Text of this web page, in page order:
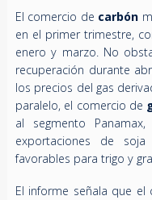
El comercio de carbón
en el primer trimestre,
enero y marzo. No
recuperación durante
los precios del gas
paralelo, el comercio de
al segmento
exportaciones de
favorables para trigo y
El informe señala que